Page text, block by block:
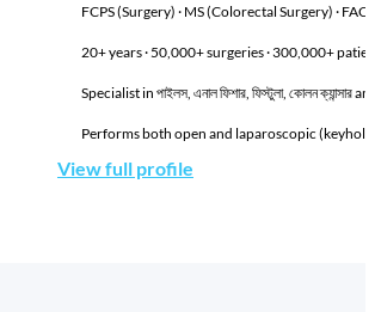
FCPS (Surgery) · MS (Colorectal Surgery) ·
20+ years · 50,000+ surgeries · 300,000+
Specialist in পাইলস, এনাল ফিশার, ফিস্টুলা, কোলন
Performs both open and laparoscopic
View full profile